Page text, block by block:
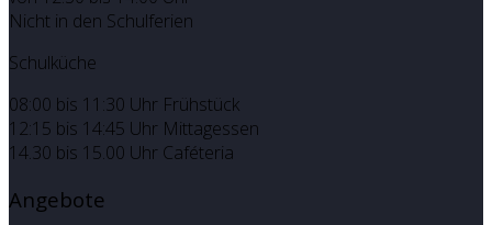
Nicht in den Schulferien
Schulküche
08:00 bis 11:30 Uhr Frühstück
12:15 bis 14:45 Uhr Mittagessen
14.30 bis 15.00 Uhr Caféteria
Angebote